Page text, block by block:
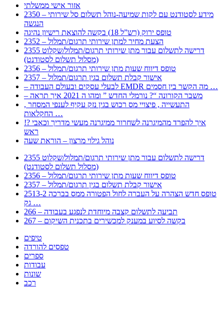
אזור אישי ממשלתי
2350 – מידע לסטודנט עם לקות שמיעה-נוהל תשלום סל שירותי
הנגשה
טופס ירוק (רש”ל 18) בקשה להוצאת רישיון נהיגה
2352 – הצעת מחיר למתן שירותי תרגום/תמלול
2355 דרישה לתשלום עבור מתן שירותי תרגום/תמלול/שקלוט
(מסלול תשלום לסטודנט)
2356 – טופס דיווח שעות מתן שירותי תרגום/תמלול
2357 – אישור קבלת תשלום בגין תרגום/תמלול
– לבעלי עסקים ובעולם העבודה EMDR מה הקשר בין חסמים …
– משבר הקורונה “? נורמלי החדש ” ומהו ה 2021 איך תראה
, התעשייה , פיצויי מס רכוש בגין נזק עקיף לענפי המסחר
החקלאות …
!? איך להפרד מהמיגרנה לשחרור ממיגרנה מעשי מדריך וכאבי
ראש
נוהל גילוי מרצון – הוראת שעה
2355 דרישה לתשלום עבור מתן שירותי תרגום/תמלול/שקלוט
(מסלול תשלום לסטודנט)
2356 – טופס דיווח שעות מתן שירותי תרגום/תמלול
2357 – אישור קבלת תשלום בגין תרגום/תמלול
2513-2 טופס חדש הצהרה על העברה לחול הפטורה ממס בברכה
גק …
266 – תביעה לתשלום קצבה מיוחדת לנפגע בעבודה
267 – בקשה לסיוע במענק למכשירים בתכנית השיקום
טיפים
טפסים להורדה
ספרים
עבודות
שונות
רכב